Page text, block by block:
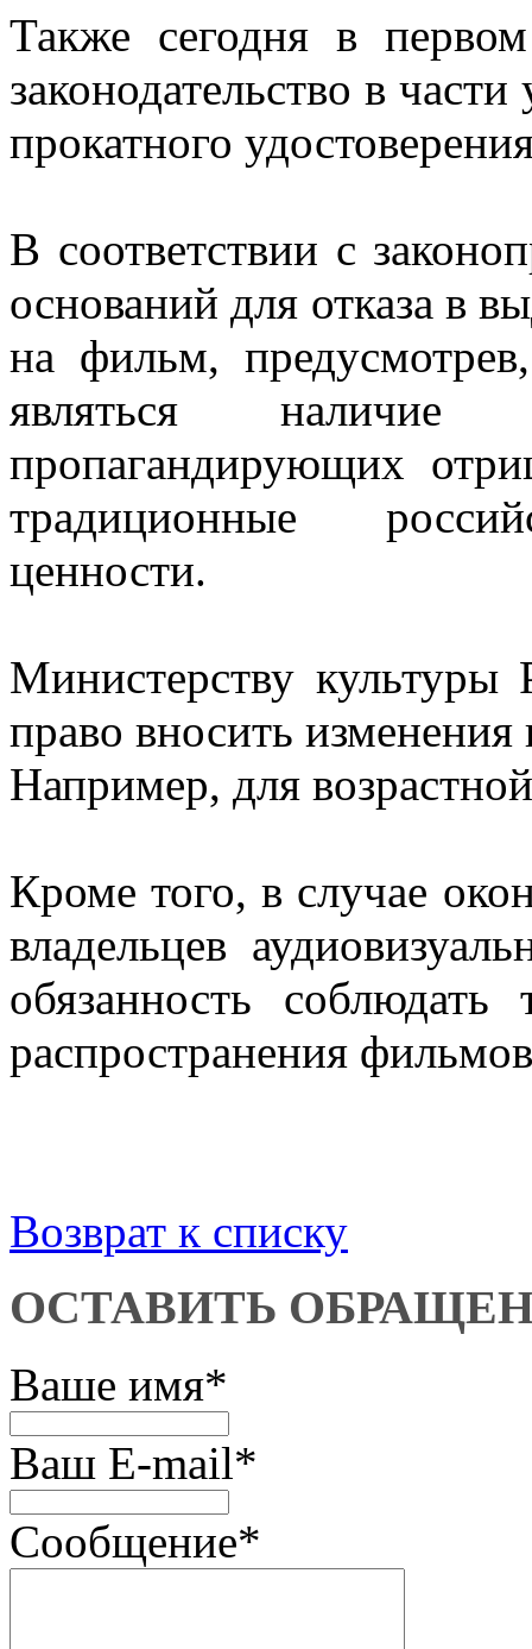
Также сегодня в
законодательство в
прокатного
В соответствии с
оснований для отказа в
на фильм,
являться
пропагандирующих
традиционные
ценности.
Министерству культуры
право вносить
Например, для
Кроме того, в случае
владельцев
обязанность соблюдать
распространения
Возврат к списку
ОСТАВИТЬ
Ваше имя*
Ваш E-mail*
Сообщение*